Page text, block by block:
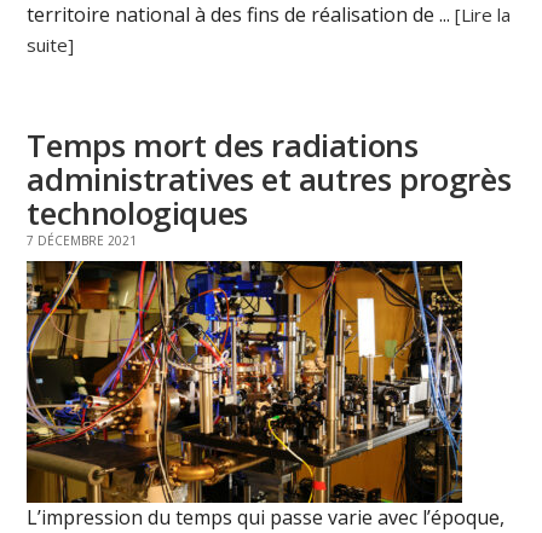
territoire national à des fins de réalisation de ...[Lire la
suite]
Temps mort des radiations
administratives et autres progrès
technologiques
7 DÉCEMBRE 2021
L’impression du temps qui passe varie avec l’époque,